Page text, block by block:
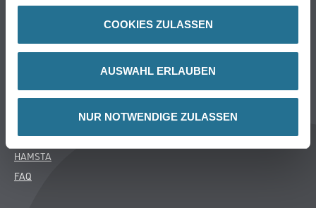
COOKIES ZULASSEN
AUSWAHL ERLAUBEN
NUR NOTWENDIGE ZULASSEN
Unternehmen
Services
M-Plus
HAMSTA
FAQ